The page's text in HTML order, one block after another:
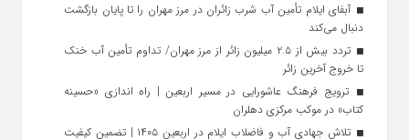
آبفای ایلام تأمین آب شرب زائران در مرز مهران را تا پایان بازگشت
دنبال می‌کند
تردد بیش از ۲.۵ میلیون زائر از مرز مهران/ تداوم تأمین آب خنک
تا خروج آخرین زائر
ترویج فرهنگ عاشورایی در مسیر اربعین | راه‌ اندازی «حسینه
کتاب» در موکب مرکزی دهلران
تلاش جهادی آب و فاضلاب ایلام در اربعین ۱۴۰۵ | تضمین کیفیت